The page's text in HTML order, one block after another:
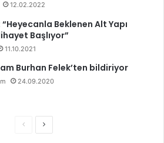
12.02.2022
“Heyecanla Beklenen Alt Yapı
Başlıyor”
11.10.2021
Burhan Felek’ten bildiriyor
24.09.2020